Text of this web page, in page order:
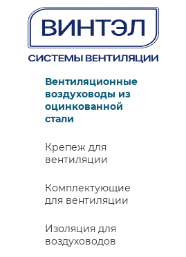
Вентиляционные
воздуховоды из
оцинкованной
стали
Крепеж для
вентиляции
Комплектующие
для вентиляции
Изоляция для
воздуховодов